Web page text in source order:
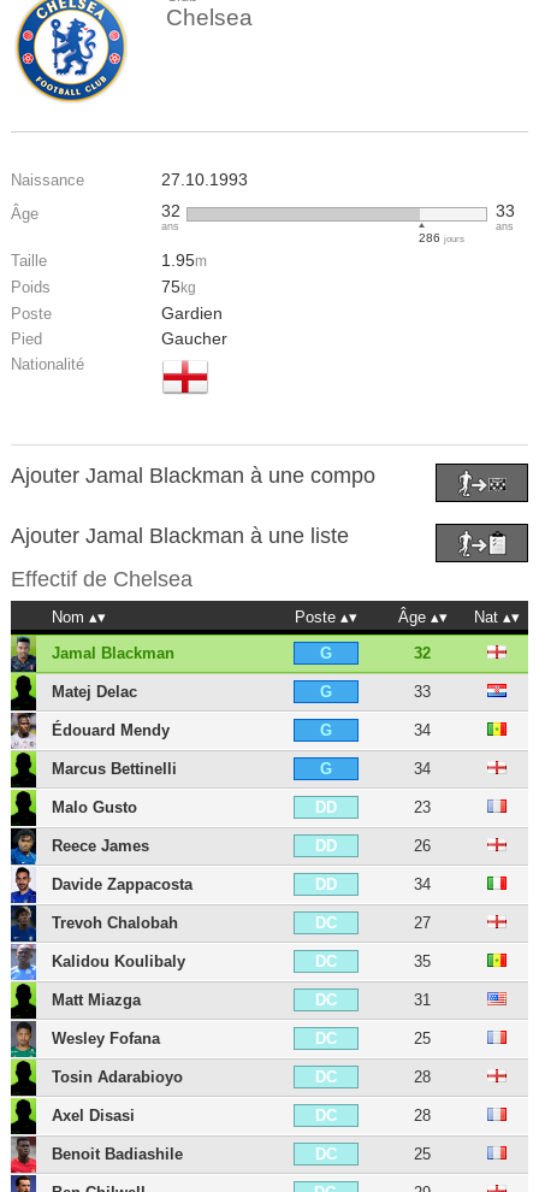
Chelsea
Naissance 27.10.1993
Âge 32
ans
286jours
33
ans
Taille 1.95m
Poids 75kg
Poste Gardien
Pied Gaucher
Nationalité
Ajouter Jamal Blackman à une compo
Ajouter Jamal Blackman à une liste
Effectif de Chelsea
Nom Poste Âge
Nat
Jamal Blackman
G 32
Matej Delac G 33
Édouard Mendy G 34
Marcus Bettinelli G 34
Malo Gusto DD 23
Reece James DD 26
Davide Zappacosta DD 34
Trevoh Chalobah DC 27
Kalidou Koulibaly DC 35
Matt Miazga DC 31
Wesley Fofana DC 25
Tosin Adarabioyo DC 28
Axel Disasi DC 28
Benoit Badiashile DC 25